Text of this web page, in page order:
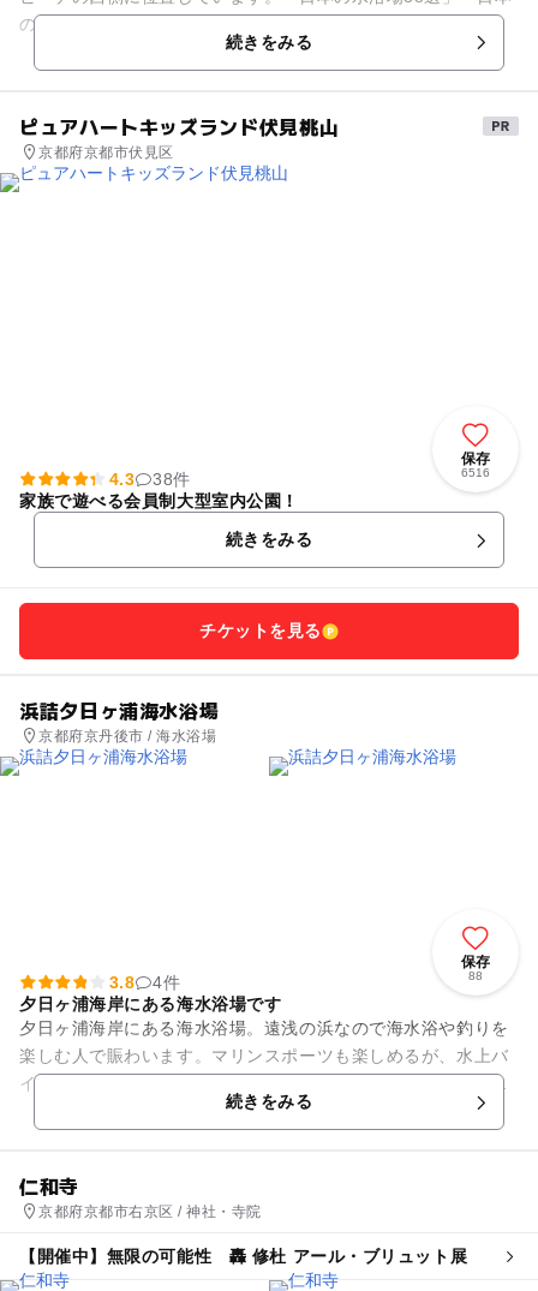
の白砂青松100選」にも選定されており、毎年多くの海水浴客
続きをみる
ピュアハートキッズランド伏見桃山
京都府京都市伏見区
保存
6516
4.3
38件
家族で遊べる会員制大型室内公園！
続きをみる
チケットを見る
浜詰夕日ヶ浦海水浴場
京都府京丹後市 / 海水浴場
保存
88
3.8
4件
夕日ヶ浦海岸にある海水浴場です
夕日ヶ浦海岸にある海水浴場。遠浅の浜なので海水浴や釣りを
楽しむ人で賑わいます。マリンスポーツも楽しめるが、水上バ
イクは禁止なので、お子様も安心して遊べます。海の家をはじ
め、更衣室、トイレ、シャワ...続きをみる
仁和寺
京都府京都市右京区 / 神社・寺院
【開催中】無限の可能性 轟 修杜 アール・ブリュット展